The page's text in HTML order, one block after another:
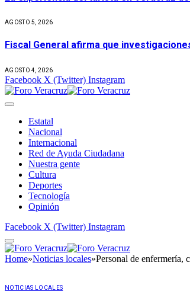
AGOSTO 5, 2026
Fiscal General afirma que
AGOSTO 4, 2026
Facebook X (Twitter) Instagram
Estatal
Nacional
Internacional
Red de Ayuda Ciudadana
Nuestra gente
Cultura
Deportes
Tecnología
Opinión
Facebook X (Twitter) Instagram
Home»Noticias locales»Personal de enfermería,
NOTICIAS LOCALES